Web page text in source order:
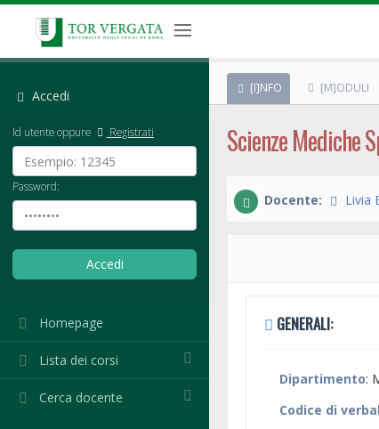
Accedi
Id utente oppure Registrati
Password:
Homepage
Lista dei corsi
Cerca docente
[I]NFO [M]ODULI
Scienze Mediche
Docente: Livia
GENERALI:
Dipartimento:
Codice di